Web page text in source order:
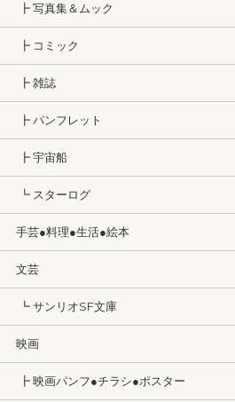
┣ 写真集＆ムック
┣ コミック
┣ 雑誌
┣ パンフレット
┣ 宇宙船
┗ スターログ
手芸●料理●生活●絵本
文芸
┗ サンリオSF文庫
映画
┣ 映画パンフ●チラシ●ポスター